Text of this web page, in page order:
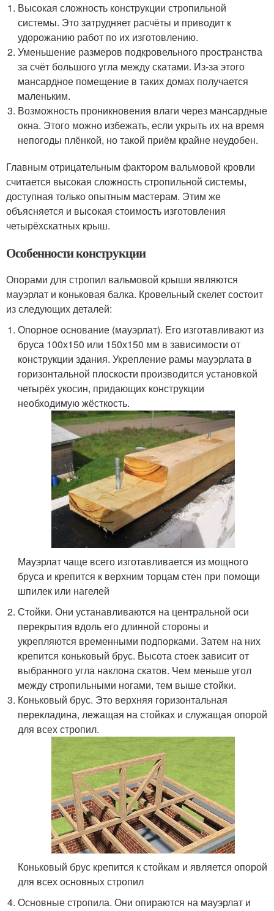
Высокая сложность конструкции стропильной
системы. Это затрудняет расчёты и приводит к
удорожанию работ по их изготовлению.
Уменьшение размеров подкровельного пространства
за счёт большого угла между скатами. Из-за этого
мансардное помещение в таких домах получается
маленьким.
Возможность проникновения влаги через мансардные
окна. Этого можно избежать, если укрыть их на время
непогоды плёнкой, но такой приём крайне неудобен.
Главным отрицательным фактором вальмовой кровли
считается высокая сложность стропильной системы,
доступная только опытным мастерам. Этим же
объясняется и высокая стоимость изготовления
четырёхскатных крыш.
Особенности конструкции
Опорами для стропил вальмовой крыши являются
мауэрлат и коньковая балка. Кровельный скелет состоит
из следующих деталей:
Опорное основание (мауэрлат). Его изготавливают из
бруса 100х150 или 150х150 мм в зависимости от
конструкции здания. Укрепление рамы мауэрлата в
горизонтальной плоскости производится установкой
четырёх укосин, придающих конструкции
необходимую жёсткость.
Мауэрлат чаще всего изготавливается из мощного
бруса и крепится к верхним торцам стен при помощи
шпилек или нагелей
Стойки. Они устанавливаются на центральной оси
перекрытия вдоль его длинной стороны и
укрепляются временными подпорками. Затем на них
крепится коньковый брус. Высота стоек зависит от
выбранного угла наклона скатов. Чем меньше угол
между стропильными ногами, тем выше стойки.
Коньковый брус. Это верхняя горизонтальная
перекладина, лежащая на стойках и служащая опорой
для всех стропил.
Коньковый брус крепится к стойкам и является опорой
для всех основных стропил
Основные стропила. Они опираются на мауэрлат и